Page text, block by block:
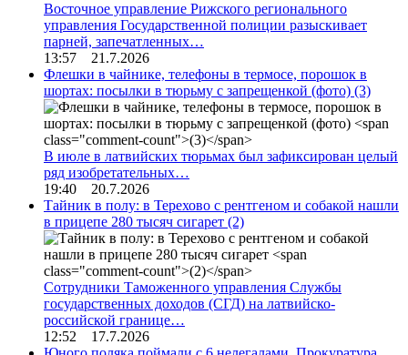
Восточное управление Рижского регионального
управления Государственной полиции разыскивает
парней, запечатленных…
13:57 21.7.2026
Флешки в чайнике, телефоны в термосе, порошок в
шортах: посылки в тюрьму с запрещенкой (фото) (3)
В июле в латвийских тюрьмах был зафиксирован целый
ряд изобретательных…
19:40 20.7.2026
Тайник в полу: в Терехово с рентгеном и собакой нашли
в прицепе 280 тысяч сигарет (2)
Сотрудники Таможенного управления Службы
государственных доходов (СГД) на латвийско-
российской границе…
12:52 17.7.2026